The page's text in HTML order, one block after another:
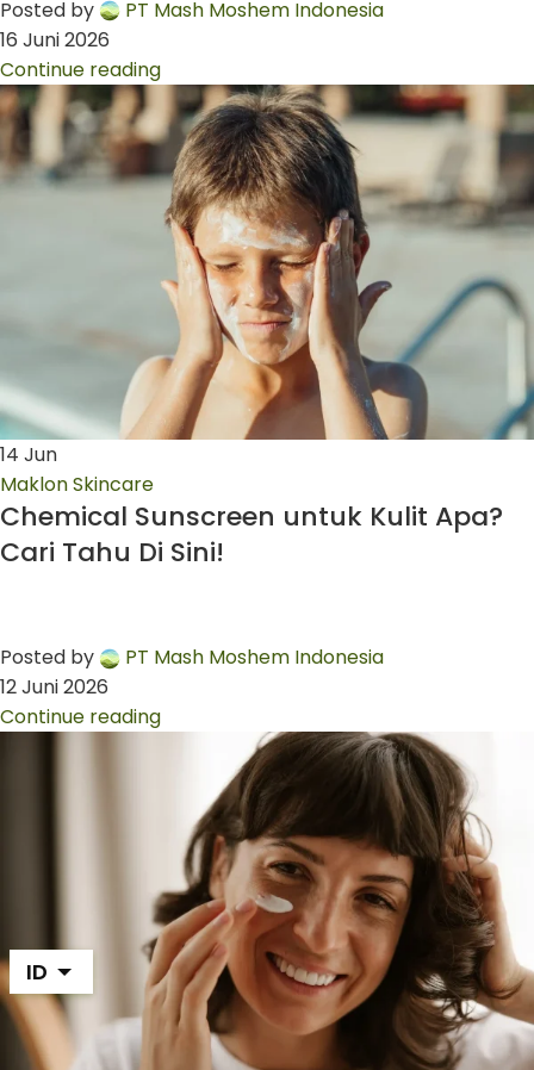
Posted by
PT Mash Moshem Indonesia
16 Juni 2026
Continue reading
14 Jun
Maklon Skincare
Chemical Sunscreen untuk Kulit Apa?
Cari Tahu Di Sini!
Posted by
PT Mash Moshem Indonesia
12 Juni 2026
Continue reading
ID